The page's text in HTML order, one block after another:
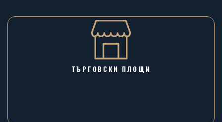
ТЪРГОВСКИ ПЛОЩИ